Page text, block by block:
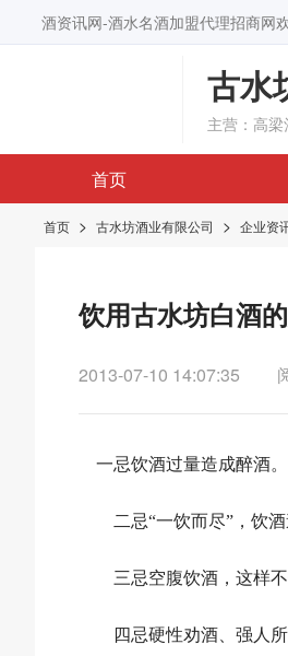
酒资讯网-酒水名酒加盟代理招商网
古水
主营：高梁
首页
首页 > 古水坊酒业有限公司 > 企业资
饮用古水坊白酒
2013-07-10 14:07:35
一忌饮酒过量造成醉酒。
二忌“一饮而尽”，饮酒
三忌空腹饮酒，这样不
四忌硬性劝酒、强人所